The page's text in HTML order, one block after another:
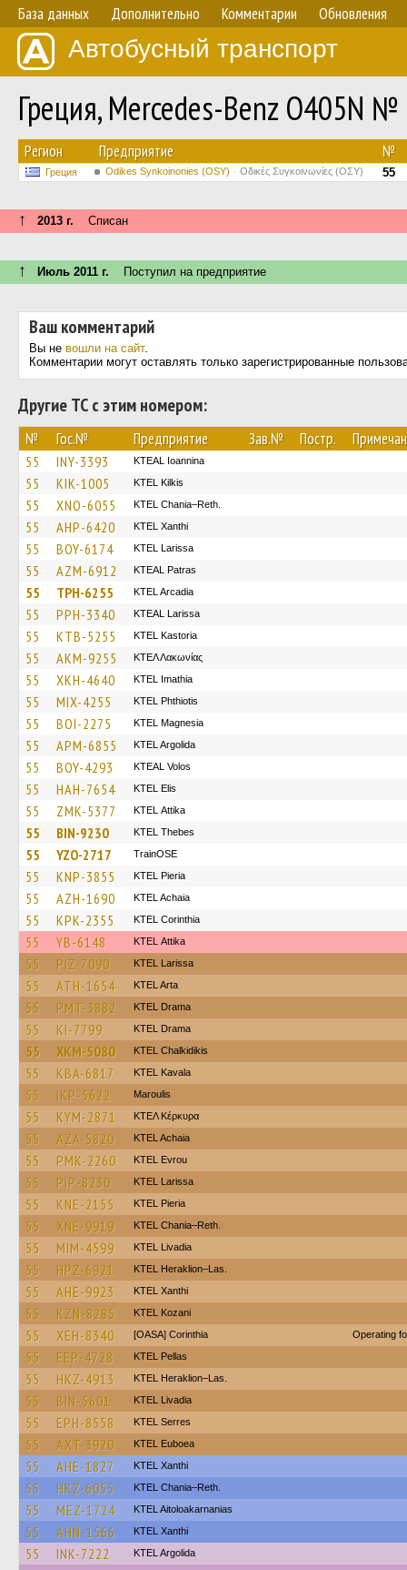
База данных Дополнительно Комментарии Обновления
Автобусный транспорт
Греция, Mercedes-Benz O405N
Регион Предприятие №
Греция Odikes Synkoinonies (OSY) Οδικές Συγκοινωνίες (ΟΣΥ) 55
↑ 2013 г. Списан
↑ Июль 2011 г. Поступил на предприятие
Ваш комментарий
Вы не вошли на сайт.
Комментарии могут оставлять только зарегистрированные
Другие ТС с этим номером:
№ Гос.№ Предприятие Зав.№ Постр.
55 INY-3393 KTEAL Ioannina
55 KIK-1005 KTEL Kilkis
55 XNO-6055 KTEL Chania–Reth.
55 AHP-6420 KTEL Xanthi
55 BOY-6174 KTEL Larissa
55 AZM-6912 KTEAL Patras
55 TPH-6255 KTEL Arcadia
55 PPH-3340 KTEAL Larissa
55 KTB-5255 KTEL Kastoria
55 AKM-9255 ΚΤΕΛ Λακωνίας
55 XKH-4640 KTEL Imathia
55 MIX-4255 ΚΤΕL Phthiotis
55 BOI-2275 ΚΤΕL Magnesia
55 APM-6855 KTEL Argolida
55 BOY-4293 KTEAL Volos
55 HAH-7654 KTEL Elis
55 ZMK-5377 KΤΕL Αttika
55 BIN-9230 KTEL Thebes
55 YZO-2717 TrainΟSE
55 KNP-3855 KTEL Pieria
55 AZH-1690 KTEL Achaia
55 KPK-2355 KTEL Corinthia
55 YB-6148 KΤΕL Αttika
55 PIZ-7090 KTEL Larissa
55 ATH-1654 KTEL Arta
55 PMT-3882 KTEL Drama
55 KI-7799 KTEL Drama
55 XKM-5080 ΚΤΕL Chalkidikis
55 KBA-6817 KTEL Kavala
55 IKP-5622 Maroulis
55 KYM-2871 ΚΤΕΛ Κέρκυρα
55 AZA-5820 KTEL Achaia
55 PMK-2260 KTEL Evrou
55 PIP-8230 KTEL Larissa
55 KNE-2155 KTEL Pieria
55 XNE-9919 KTEL Chania–Reth.
55 MIM-4599 KTEL Livadia
55 HPZ-6921 KTEL Heraklion–Las.
55 AHE-9923 KTEL Xanthi
55 KZN-8285 ΚΤΕL Kozani
55 XEH-8340 [OASA] Corinthia Operating
55 EEP-4728 KTEL Pellas
55 HKZ-4913 KTEL Heraklion–Las.
55 BIN-5601 KTEL Livadia
55 EPH-8558 KTEL Serres
55 AXT-3920 ΚΤΕL Euboea
55 AHE-1827 KTEL Xanthi
55 HKZ-6055 KTEL Chania–Reth.
55 MEZ-1724 KTEL Aitoloakarnanias
55 AHN-1566 KTEL Xanthi
55 INK-7222 KTEL Argolida